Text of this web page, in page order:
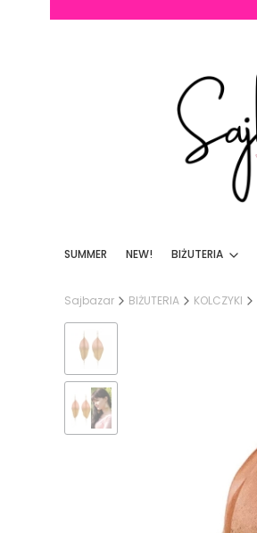
SUMMER NEW! BIŻUTERIA
Sajbazar BIŻUTERIA KOLCZYKI